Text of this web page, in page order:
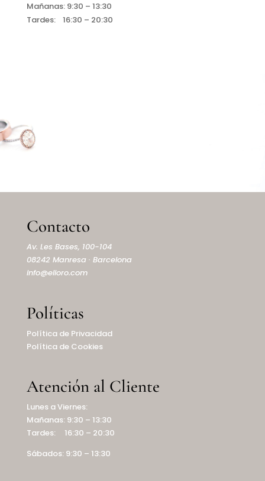
Mañanas: 9:30 – 13:30
Tardes: 16:30 – 20:30
Contacto
Av. Les Bases, 100-104
08242 Manresa · Barcelona
info@elioro.com
Políticas
Política de Privacidad
Política de Cookies
Atención al Cliente
Lunes a Viernes:
Mañanas: 9:30 – 13:30
Tardes: 16:30 – 20:30
Sábados: 9:30 – 13:30